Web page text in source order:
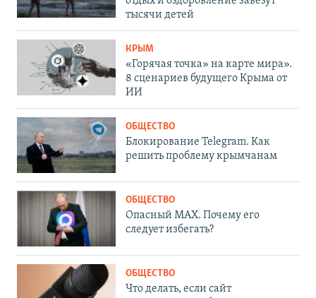
тысячи детей
КРЫМ
«Горячая точка» на карте мира».
8 сценариев будущего Крыма от
ИИ
ОБЩЕСТВО
Блокирование Telegram. Как
решить проблему крымчанам
ОБЩЕСТВО
Опасный MAX. Почему его
следует избегать?
ОБЩЕСТВО
Что делать, если сайт